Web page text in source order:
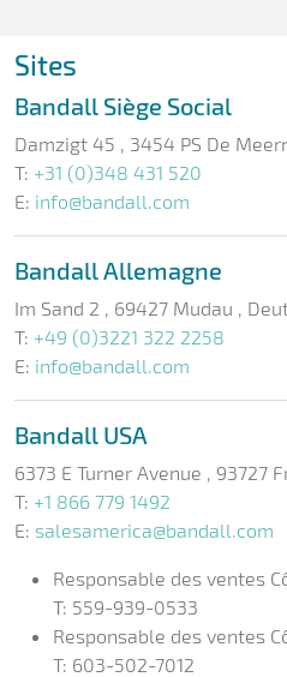
Sites
Bandall Siège Social
Damzigt 45 , 3454 PS De
T: +31 (0)348 431 520
E: info@bandall.com
Bandall Allemagne
Im Sand 2 , 69427 Mudau ,
T: +49 (0)3221 322 2258
E: info@bandall.com
Bandall USA
6373 E Turner Avenue , 93727
T: +1 866 779 1492
E: salesamerica@bandall.com
Responsable des ventes
T: 559-939-0533
Responsable des ventes
T: 603-502-7012